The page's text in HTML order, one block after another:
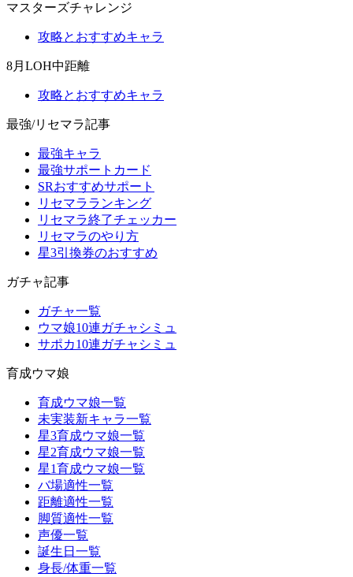
マスターズチャレンジ
攻略とおすすめキャラ
8月LOH中距離
攻略とおすすめキャラ
最強/リセマラ記事
最強キャラ
最強サポートカード
SRおすすめサポート
リセマラランキング
リセマラ終了チェッカー
リセマラのやり方
星3引換券のおすすめ
ガチャ記事
ガチャ一覧
ウマ娘10連ガチャシミュ
サポカ10連ガチャシミュ
育成ウマ娘
育成ウマ娘一覧
未実装新キャラ一覧
星3育成ウマ娘一覧
星2育成ウマ娘一覧
星1育成ウマ娘一覧
バ場適性一覧
距離適性一覧
脚質適性一覧
声優一覧
誕生日一覧
身長/体重一覧